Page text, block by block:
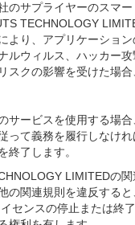
のサプライヤーのスマ
TECHNOLOGY
より、アプリケーショ
ルウィルス、ハッカー
スクの影響を受けた場
ービスを使用する場
って義務を履行しなけ
終了します。
LIMITEDの
の関連規則を違反する
センスの停止または終